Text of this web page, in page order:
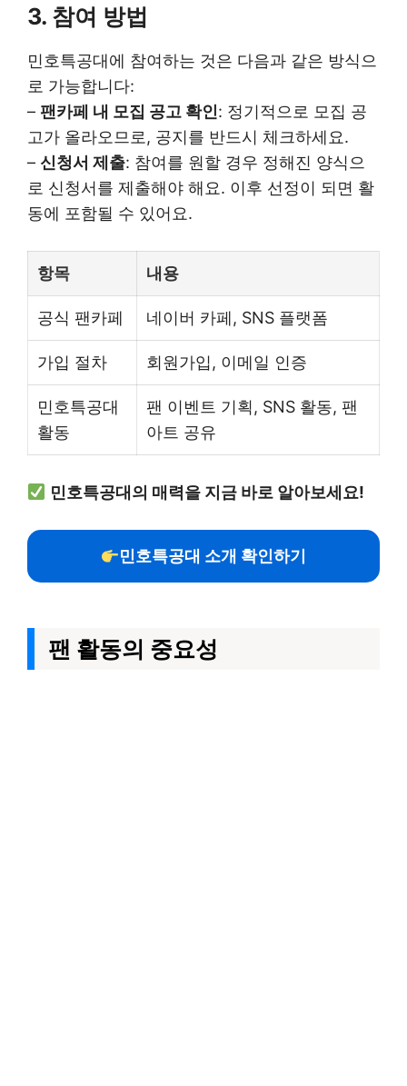
3. 참여 방법
민호특공대에 참여하는 것은 다음과 같은 방식으
로 가능합니다:
– 팬카페 내 모집 공고 확인: 정기적으로 모집 공
고가 올라오므로, 공지를 반드시 체크하세요.
– 신청서 제출: 참여를 원할 경우 정해진 양식으
로 신청서를 제출해야 해요. 이후 선정이 되면 활
동에 포함될 수 있어요.
항목 내용
공식 팬카페 네이버 카페, SNS 플랫폼
가입 절차 회원가입, 이메일 인증
민호특공대
활동
팬 이벤트 기획, SNS 활동, 팬
아트 공유
민호특공대의 매력을 지금 바로 알아보세요!
민호특공대 소개 확인하기
팬 활동의 중요성